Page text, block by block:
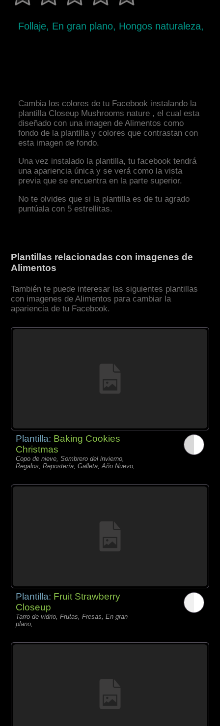
Follaje, En gran plano, Hongos naturaleza,
Cambia los colores de tu Facebook instalando la
plantilla Closeup Mushrooms nature , el cual esta
diseñado con una imagen de Alimentos como
fondo de la plantilla y colores que contrastan con
esta imagen de fondo.
Una vez instalado la plantilla, tu facebook tendrá
una apariencia única y se verá como la vista
previa que se encuentra en la parte superior.
No te olvides que si la plantilla es de tu agrado
puntúala con 5 estrellitas.
Plantillas relacionadas con imagenes de
Alimentos
También te puede interesar las siguientes plantillas
con imagenes de Alimentos para cambiar la
apariencia de tu Facebook.
Plantilla: Baking Cookies
Christmas
Copo de nieve, Sombrero del invierno,
Regalos, Repostería, Galleta, Año Nuevo,
Plantilla: Fruit Strawberry
Closeup
Tarro de vidrio, Frutas, Fresas, En gran
plano,